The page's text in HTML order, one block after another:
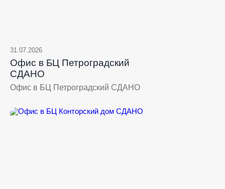
31.07.2026
Офис в БЦ Петроградский
СДАНО
Офис в БЦ Петроградский СДАНО